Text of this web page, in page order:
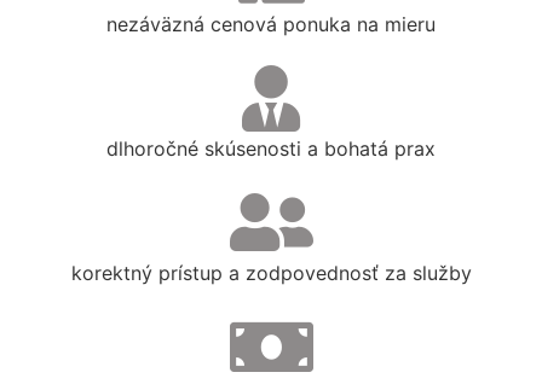
nezáväzná cenová ponuka na mieru
dlhoročné skúsenosti a bohatá prax
korektný prístup a zodpovednosť za služby